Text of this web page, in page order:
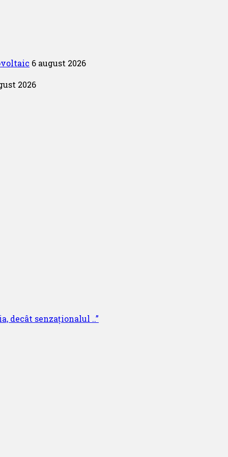
6 august 2026
2026
decât senzaționalul ..”